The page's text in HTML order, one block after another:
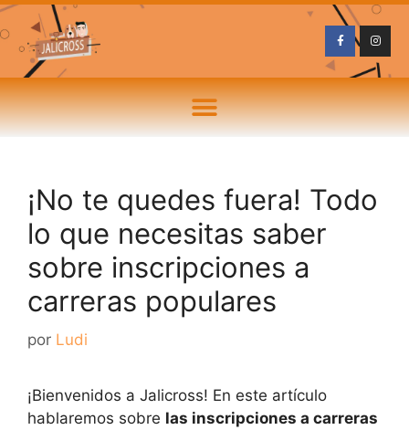
¡No te quedes fuera! Todo
lo que necesitas saber
sobre inscripciones a
carreras populares
por Ludi
¡Bienvenidos a Jalicross! En este artículo
hablaremos sobre las inscripciones a carreras